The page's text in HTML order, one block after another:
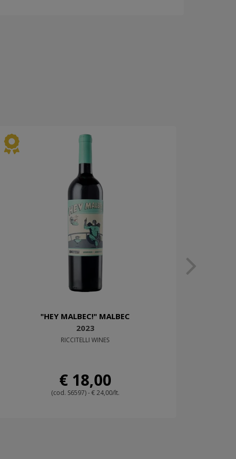
"HEY MALBEC!" MALBEC
2023
RICCITELLI WINES
€ 18,00
(cod. S6597) - € 24,00/lt.